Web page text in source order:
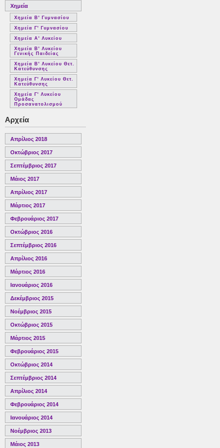
Χημεία
Χημεία Β' Γυμνασίου
Χημεία Γ' Γυμνασίου
Χημεία Α' Λυκείου
Χημεία Β' Λυκείου
Γενικής Παιδείας
Χημεία Β' Λυκείου Θετ.
Κατεύθυνσης
Χημεία Γ' Λυκείου Θετ.
Κατεύθυνσης
Χημεία Γ' Λυκείου
Ομάδας
Προσανατολισμού
Αρχεία
Απρίλιος 2018
Οκτώβριος 2017
Σεπτέμβριος 2017
Μάιος 2017
Απρίλιος 2017
Μάρτιος 2017
Φεβρουάριος 2017
Οκτώβριος 2016
Σεπτέμβριος 2016
Απρίλιος 2016
Μάρτιος 2016
Ιανουάριος 2016
Δεκέμβριος 2015
Νοέμβριος 2015
Οκτώβριος 2015
Μάρτιος 2015
Φεβρουάριος 2015
Οκτώβριος 2014
Σεπτέμβριος 2014
Απρίλιος 2014
Φεβρουάριος 2014
Ιανουάριος 2014
Νοέμβριος 2013
Μάιος 2013